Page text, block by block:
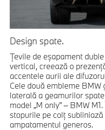
Design spate.
Ţevile de eşapament
vertical, creează o
accentele aurii ale
Cele două embleme
laterală a geamurilor
model „M only” – BMW
stopurile pe colţ
ampatamentul generos.